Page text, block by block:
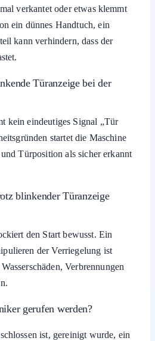
verkantet oder etwas klemmt
ein dünnes Handtuch, ein
kann verhindern, dass der
Türanzeige bei der
kein eindeutiges Signal „Tür
startet die Maschine
Türposition als sicher erkannt
blinkender Türanzeige
den Start bewusst. Ein
der Verriegelung ist
Verbrennungen
gerufen werden?
ist, gereinigt wurde, ein